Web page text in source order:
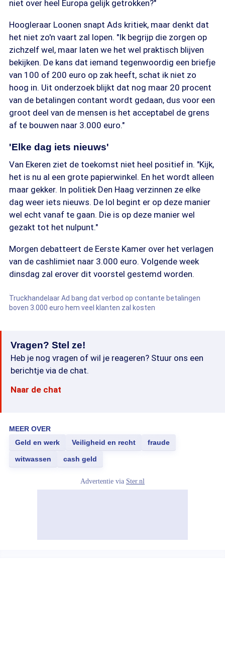
niet over heel Europa gelijk getrokken?"
Hoogleraar Loonen snapt Ads kritiek, maar denkt dat
het niet zo'n vaart zal lopen. "Ik begrijp die zorgen op
zichzelf wel, maar laten we het wel praktisch blijven
bekijken. De kans dat iemand tegenwoordig een briefje
van 100 of 200 euro op zak heeft, schat ik niet zo
hoog in. Uit onderzoek blijkt dat nog maar 20 procent
van de betalingen contant wordt gedaan, dus voor een
groot deel van de mensen is het acceptabel de grens
af te bouwen naar 3.000 euro."
'Elke dag iets nieuws'
Van Ekeren ziet de toekomst niet heel positief in. "Kijk,
het is nu al een grote papierwinkel. En het wordt alleen
maar gekker. In politiek Den Haag verzinnen ze elke
dag weer iets nieuws. De lol begint er op deze manier
wel echt vanaf te gaan. Die is op deze manier wel
gezakt tot het nulpunt."
Morgen debatteert de Eerste Kamer over het verlagen
van de cashlimiet naar 3.000 euro. Volgende week
dinsdag zal erover dit voorstel gestemd worden.
Truckhandelaar Ad bang dat verbod op contante betalingen
boven 3.000 euro hem veel klanten zal kosten
Vragen? Stel ze!
Heb je nog vragen of wil je reageren? Stuur ons een
berichtje via de chat.
Naar de chat
MEER OVER
Geld en werk
Veiligheid en recht fraude
witwassen cash geld
Advertentie via Ster.nl